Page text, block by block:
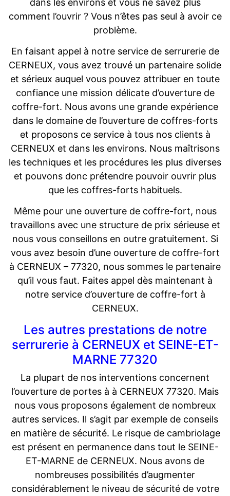
dans les environs et vous ne savez plus
comment l’ouvrir ? Vous n’êtes pas seul à avoir ce
problème.
En faisant appel à notre service de serrurerie de
CERNEUX, vous avez trouvé un partenaire solide
et sérieux auquel vous pouvez attribuer en toute
confiance une mission délicate d’ouverture de
coffre-fort. Nous avons une grande expérience
dans le domaine de l’ouverture de coffres-forts
et proposons ce service à tous nos clients à
CERNEUX et dans les environs. Nous maîtrisons
les techniques et les procédures les plus diverses
et pouvons donc prétendre pouvoir ouvrir plus
que les coffres-forts habituels.
Même pour une ouverture de coffre-fort, nous
travaillons avec une structure de prix sérieuse et
nous vous conseillons en outre gratuitement. Si
vous avez besoin d’une ouverture de coffre-fort
à CERNEUX – 77320, nous sommes le partenaire
qu’il vous faut. Faites appel dès maintenant à
notre service d’ouverture de coffre-fort à
CERNEUX.
Les autres prestations de notre
serrurerie à CERNEUX et SEINE-ET-
MARNE 77320
La plupart de nos interventions concernent
l’ouverture de portes à à CERNEUX 77320. Mais
nous vous proposons également de nombreux
autres services. Il s’agit par exemple de conseils
en matière de sécurité. Le risque de cambriolage
est présent en permanence dans tout le SEINE-
ET-MARNE de CERNEUX. Nous avons de
nombreuses possibilités d’augmenter
considérablement le niveau de sécurité de votre